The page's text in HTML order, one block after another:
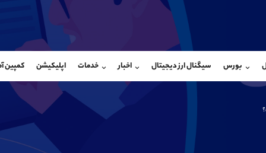
بورس سیگنال ارز دیجیتال اخبار خدمات اپلیکیشن کمپین
شروع
داخلی